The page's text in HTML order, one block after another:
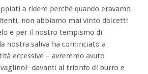
a ridere perché quando eravamo
non abbiamo mai vinto dolcetti
e per il nostro tempismo di
nostra saliva ha cominciato a
eccessive – avremmo avuto
davanti al trionfo di burro e